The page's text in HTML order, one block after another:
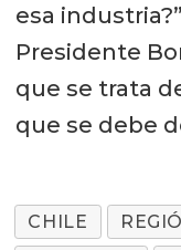
esa
Presidente
que se trata
que se debe
CHILE